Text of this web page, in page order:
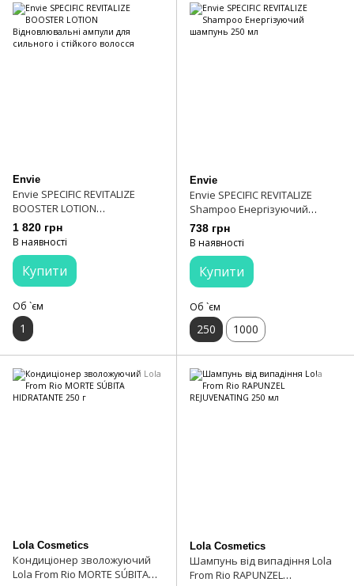
Envie
Envie SPECIFIC REVITALIZE
BOOSTER LOTION
Відновлювальні ампули для
сильного і стійкого волосся
1 820 грн
В наявності
Купити
Об `єм
1
Envie
Envie SPECIFIC REVITALIZE
Shampoo Енергізуючий
шампунь 250 мл
738 грн
В наявності
Купити
Об `єм
250 1000
Lola Cosmetics
Кондиціонер зволожуючий
Lola From Rio MORTE SÚBITA
Lola Cosmetics
Шампунь від випадіння Lola
From Rio RAPUNZEL